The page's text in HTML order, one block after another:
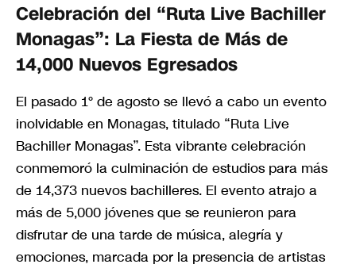
Celebración del “Ruta Live Bachiller
Monagas”: La Fiesta de Más de
14,000 Nuevos Egresados
El pasado 1° de agosto se llevó a cabo un evento
inolvidable en Monagas, titulado “Ruta Live
Bachiller Monagas”. Esta vibrante celebración
conmemoró la culminación de estudios para más
de 14,373 nuevos bachilleres. El evento atrajo a
más de 5,000 jóvenes que se reunieron para
disfrutar de una tarde de música, alegría y
emociones, marcada por la presencia de artistas